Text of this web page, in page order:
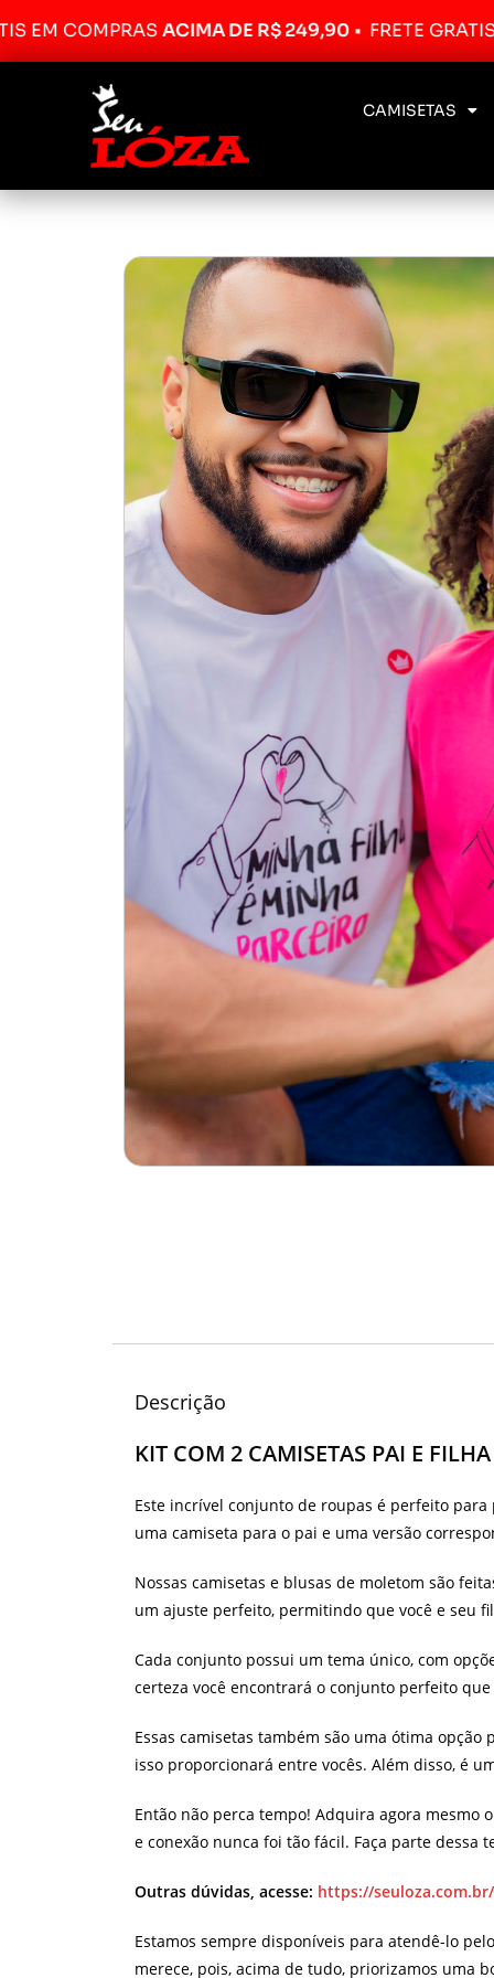
ACIMA DE R$ 249,90• FRETE GRÁTIS EM
CAMISETAS
Descrição
KIT COM 2 CAMISETAS PAI E
Este incrível conjunto de roupas é perfeito
uma camiseta para o pai e uma versão
Nossas camisetas e blusas de moletom são
um ajuste perfeito, permitindo que você e seu
Cada conjunto possui um tema único, com
certeza você encontrará o conjunto perfeito
Essas camisetas também são uma ótima
isso proporcionará entre vocês. Além disso, é
Então não perca tempo! Adquira agora mesmo
e conexão nunca foi tão fácil. Faça parte dessa
Outras dúvidas, acesse: https://
Estamos sempre disponíveis para atendê-lo
merece, pois, acima de tudo, priorizamos uma